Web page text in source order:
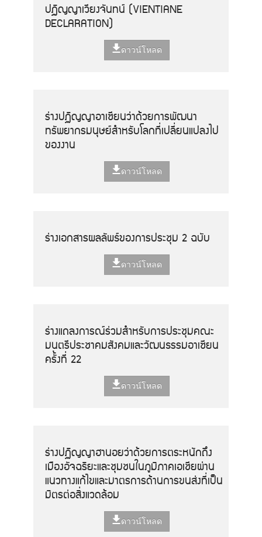
ปฏิญญาเวียงจันทน์ (VIENTIANE
DECLARATION)
ดาวน์โหลด
ร่างปฏิญญาอาเซียนว่าด้วยการพัฒนา
ทรัพยากรมนุษย์สำหรับโลกที่เปลี่ยนแปลงไป
ของงาน
ดาวน์โหลด
ร่างเอกสารผลลัพธ์ของการประชุม 2 ฉบับ
ดาวน์โหลด
ร่างแถลงการณ์ร่วมสำหรับการประชุมคณะ
มนตรีประชาคมสังคมและวัฒนธรรมอาเซียน
ครั้งที่ 22
ดาวน์โหลด
ร่างปฏิญญาฮานอยว่าด้วยการตระหนักถึง
เมืองอัจฉริยะและชุมชนในภูมิภาคเอเชียผ่าน
แนวทางแก้ไขและมาตรการด้านการขนส่งที่เป็น
มิตรต่อสิ่งแวดล้อม
ดาวน์โหลด